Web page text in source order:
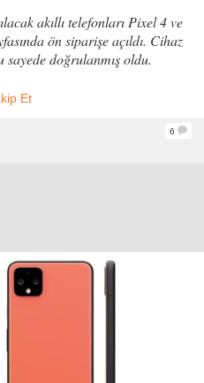
akıllı telefonları Pixel 4 ve
ön siparişe açıldı. Cihaz
sayede doğrulanmış oldu.
Et
6